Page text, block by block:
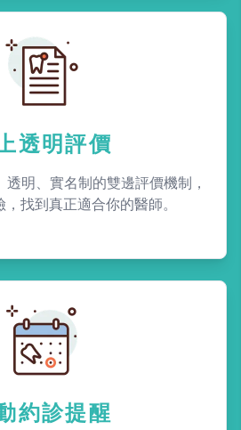
透明評價
明、實名制的雙邊評價機制，
，找到真正適合你的醫師。
約診提醒